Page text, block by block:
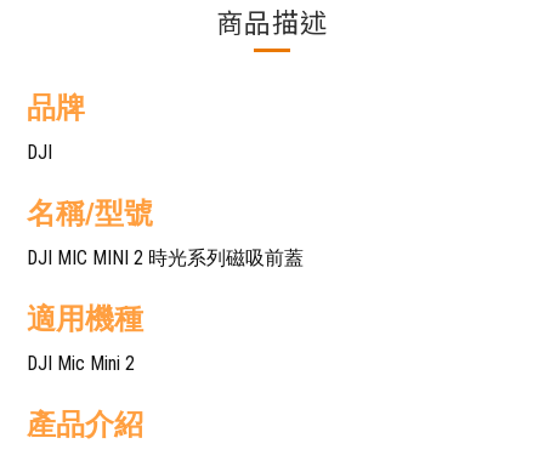
商品描述
品牌
DJI
名稱/型號
DJI MIC MINI 2 時光系列磁吸前蓋
適用機種
DJI Mic Mini 2
產品介紹